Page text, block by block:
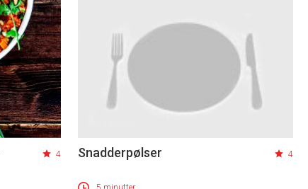
4 Snadderpølser 4